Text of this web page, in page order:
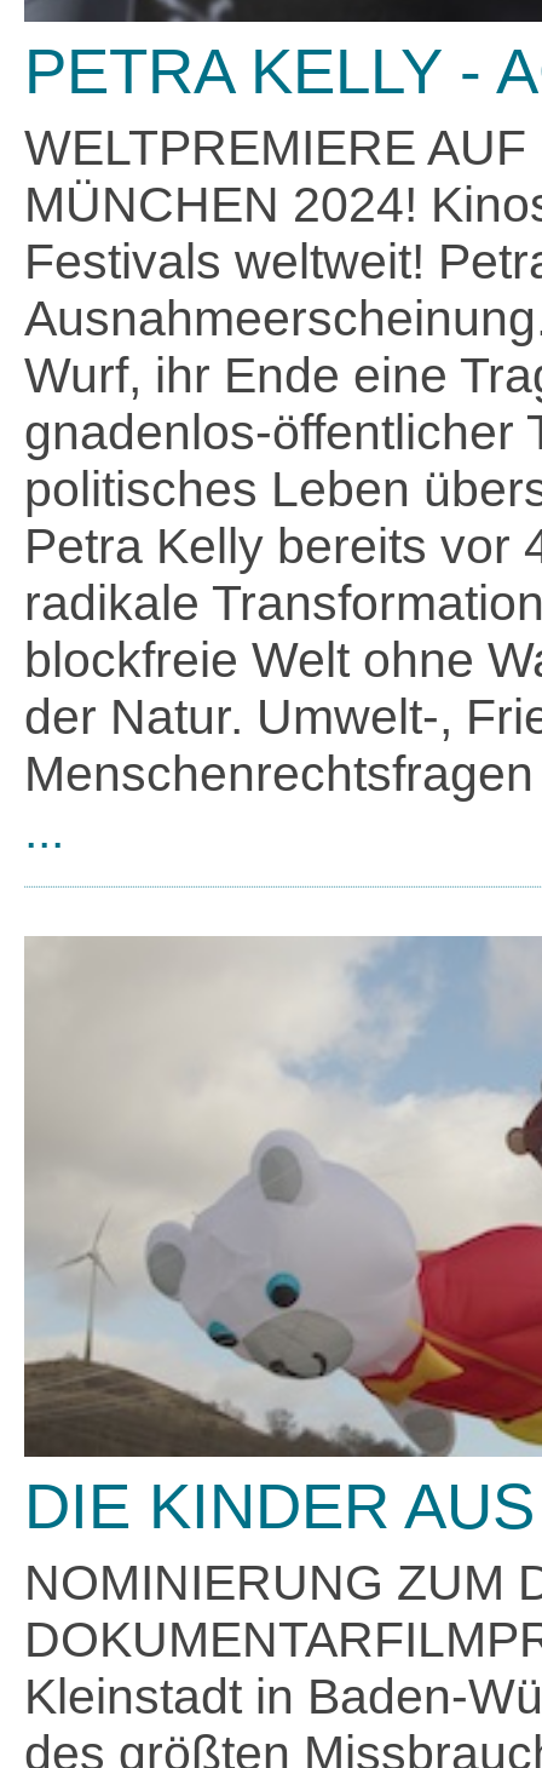
PETRA KELLY -
WELTPREMIERE
MÜNCHEN 2024!
Festivals weltweit!
Wurf, ihr Ende eine
gnadenlos-öffentlicher
politisches Leben
Petra Kelly bereits vor
radikale
blockfreie Welt ohne
der Natur. Umwelt-,
...
DIE KINDER
NOMINIERUNG ZUM
Kleinstadt in Baden-
des größten